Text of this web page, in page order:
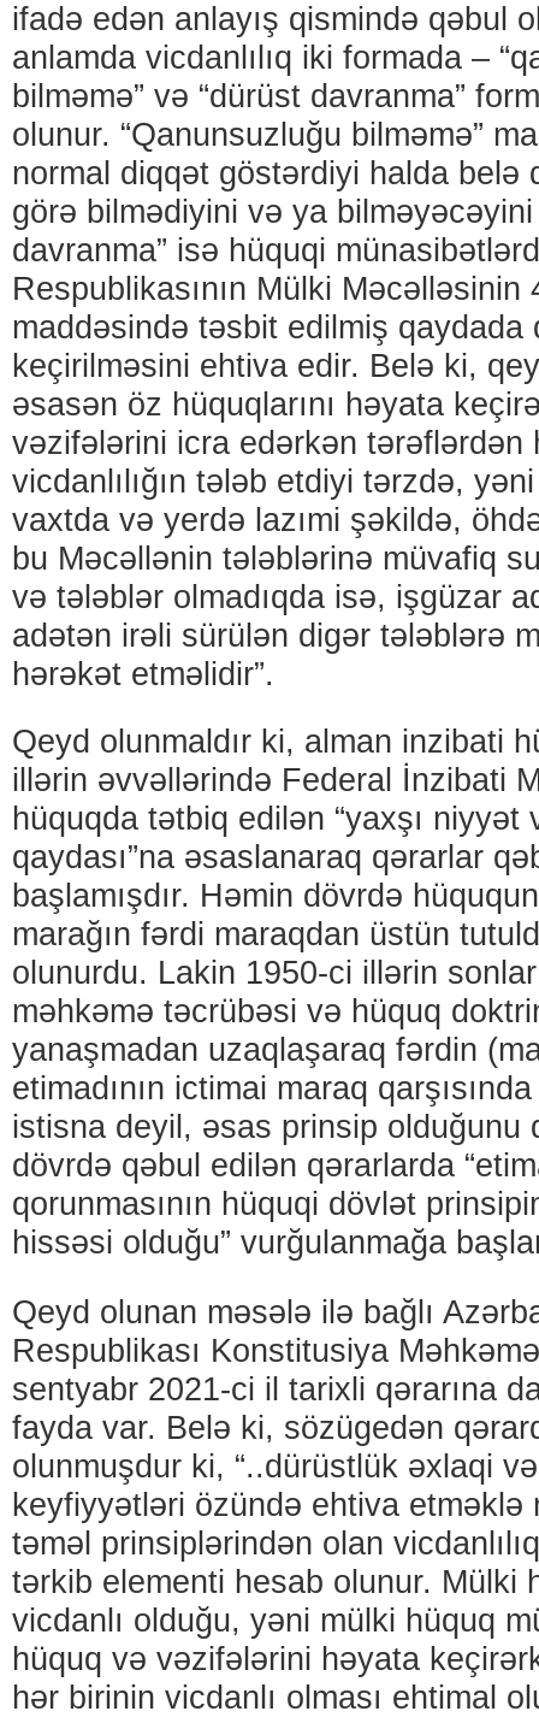
ifadə edən anlayış qismində qəbul
anlamda vicdanlılıq iki formada –
bilməmə” və “dürüst davranma”
olunur. “Qanunsuzluğu bilməmə”
normal diqqət göstərdiyi halda belə
görə bilmədiyini və ya
davranma” isə hüquqi
Respublikasının Mülki Məcəlləsinin
maddəsində təsbit edilmiş qaydada
keçirilməsini ehtiva edir. Belə ki,
əsasən öz hüquqlarını həyata
vəzifələrini icra edərkən tərəflərdən
vicdanlılığın tələb etdiyi tərzdə,
vaxtda və yerdə lazımi şəkildə,
bu Məcəllənin tələblərinə müvafiq
və tələblər olmadıqda isə, işgüzar
adətən irəli sürülən digər tələblərə
hərəkət etməlidir”.
Qeyd olunmaldır ki, alman inzibati
illərin əvvəllərində Federal İnzibati
hüquqda tətbiq edilən “yaxşı niyyət
qaydası”na əsaslanaraq qərarlar
başlamışdır. Həmin dövrdə
marağın fərdi maraqdan üstün
olunurdu. Lakin 1950-ci illərin
məhkəmə təcrübəsi və hüquq
yanaşmadan uzaqlaşaraq fərdin
etimadının ictimai maraq
istisna deyil, əsas prinsip olduğunu
dövrdə qəbul edilən qərarlarda
qorunmasının hüquqi dövlət
hissəsi olduğu” vurğulanmağa
Qeyd olunan məsələ ilə bağlı
Respublikası Konstitusiya
sentyabr 2021-ci il tarixli qərarına
fayda var. Belə ki, sözügedən
olunmuşdur ki, “..dürüstlük əxlaqi
keyfiyyətləri özündə ehtiva etməklə
təməl prinsiplərindən olan
tərkib elementi hesab olunur. Mülki
vicdanlı olduğu, yəni mülki hüquq
hüquq və vəzifələrini həyata
hər birinin vicdanlı olması ehtimal